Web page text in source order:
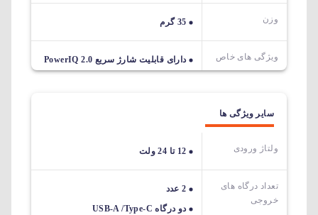
وزن 35 گرم
ویژگی های خاص دارای قابلیت شارژ سریع PowerIQ 2.0
سایر ویژگی ها
ولتاژ ورودی 12 تا 24 ولت
تعداد درگاه های
خروجی
2 عدد
دو درگاه USB-A /Type-C